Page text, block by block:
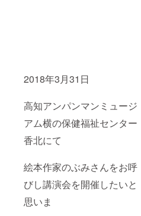
2018年3月31日
高知アンパンマンミュージ
アム横の保健福祉センター
香北にて
絵本作家のぶみさんをお呼
びし講演会を開催したいと
思いま